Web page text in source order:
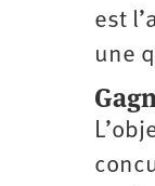
est
une